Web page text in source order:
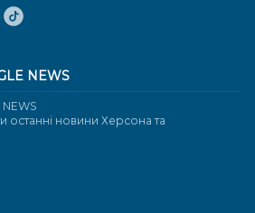
NEWS
останні новини Херсона та